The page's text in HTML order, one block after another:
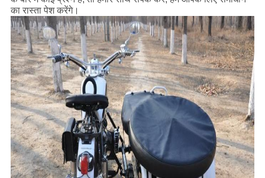
का रास्ता पेश करेंगे।